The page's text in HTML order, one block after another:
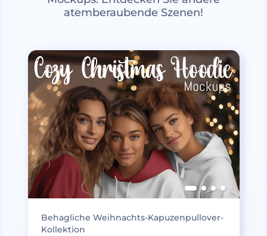
atemberaubende Szenen!
Behagliche Weihnachts-Kapuzenpullover-
Kollektion